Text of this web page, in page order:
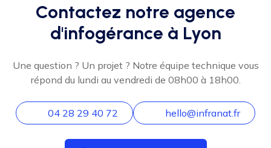
Contactez notre agence
d'infogérance à Lyon
Une question ? Un projet ? Notre équipe technique vous
répond du lundi au vendredi de 08h00 à 18h00.
04 28 29 40 72 hello@infranat.fr